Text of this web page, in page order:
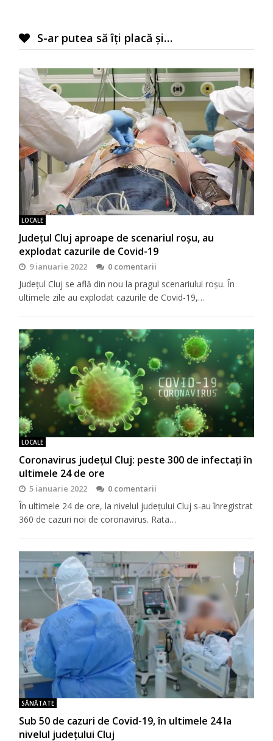
S-ar putea să îți placă și…
LOCALE
Județul Cluj aproape de scenariul roșu, au
explodat cazurile de Covid-19
9 ianuarie 2022 0 comentarii
Județul Cluj se află din nou la pragul scenariului roșu. În
ultimele zile au explodat cazurile de Covid-19,…
LOCALE
Coronavirus județul Cluj: peste 300 de infectați în
ultimele 24 de ore
5 ianuarie 2022 0 comentarii
În ultimele 24 de ore, la nivelul județului Cluj s-au înregistrat
360 de cazuri noi de coronavirus. Rata…
SĂNĂTATE
Sub 50 de cazuri de Covid-19, în ultimele 24 la
nivelul județului Cluj